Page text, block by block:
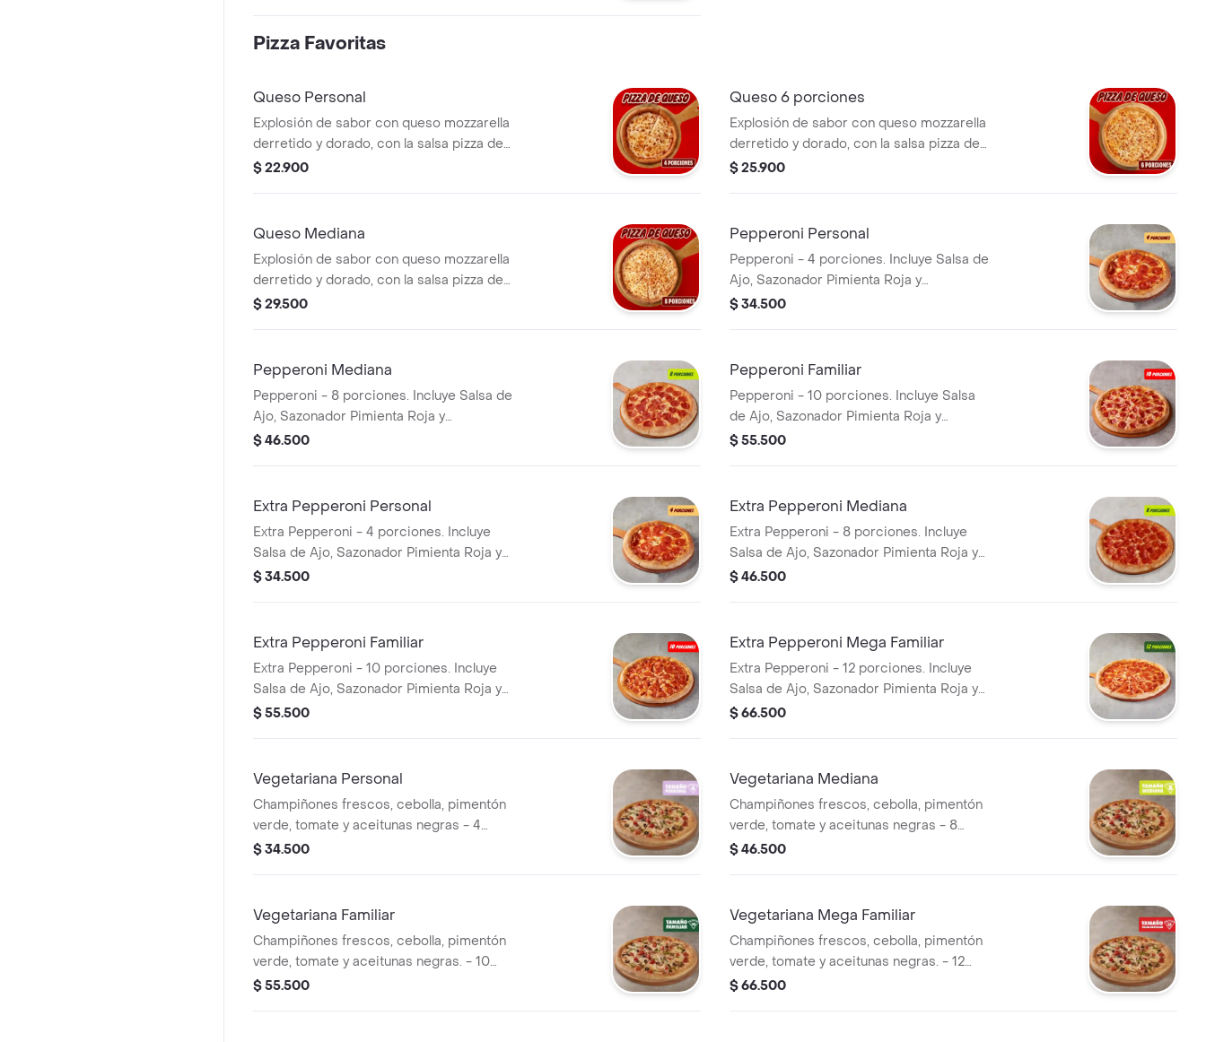
Pizza Favoritas
Queso Personal
Explosión de sabor con queso mozzarella
derretido y dorado, con la salsa pizza de
Papa Johns con su sabor inconfundible. 4
$ 22.900
Queso 6 porciones
Explosión de sabor con queso mozzarella
derretido y dorado, con la salsa pizza de
Papa Johns con su sabor inconfundible.
$ 25.900
Queso Mediana
Explosión de sabor con queso mozzarella
derretido y dorado, con la salsa pizza de
Papa Johns con su sabor inconfundible. 8
$ 29.500
Pepperoni Personal
Pepperoni - 4 porciones. Incluye Salsa de
Ajo, Sazonador Pimienta Roja y
Pepperoncini.
$ 34.500
Pepperoni Mediana
Pepperoni - 8 porciones. Incluye Salsa de
Ajo, Sazonador Pimienta Roja y
Pepperoncini.
$ 46.500
Pepperoni Familiar
Pepperoni - 10 porciones. Incluye Salsa
de Ajo, Sazonador Pimienta Roja y
Pepperoncini.
$ 55.500
Extra Pepperoni Personal
Extra Pepperoni - 4 porciones. Incluye
Salsa de Ajo, Sazonador Pimienta Roja y
Pepperoncini.
$ 34.500
Extra Pepperoni Mediana
Extra Pepperoni - 8 porciones. Incluye
Salsa de Ajo, Sazonador Pimienta Roja y
Pepperoncini.
$ 46.500
Extra Pepperoni Familiar
Extra Pepperoni - 10 porciones. Incluye
Salsa de Ajo, Sazonador Pimienta Roja y
Pepperoncini.
$ 55.500
Extra Pepperoni Mega Familiar
Extra Pepperoni - 12 porciones. Incluye
Salsa de Ajo, Sazonador Pimienta Roja y
Pepperoncini.
$ 66.500
Vegetariana Personal
Champiñones frescos, cebolla, pimentón
verde, tomate y aceitunas negras - 4
porciones. Incluye Salsa de Ajo,
$ 34.500
Vegetariana Mediana
Champiñones frescos, cebolla, pimentón
verde, tomate y aceitunas negras - 8
porciones. Incluye Salsa de Ajo,
$ 46.500
Vegetariana Familiar
Champiñones frescos, cebolla, pimentón
verde, tomate y aceitunas negras. - 10
porciones. Incluye Salsa de Ajo,
$ 55.500
Vegetariana Mega Familiar
Champiñones frescos, cebolla, pimentón
verde, tomate y aceitunas negras. - 12
porciones. Incluye Salsa de Ajo,
$ 66.500